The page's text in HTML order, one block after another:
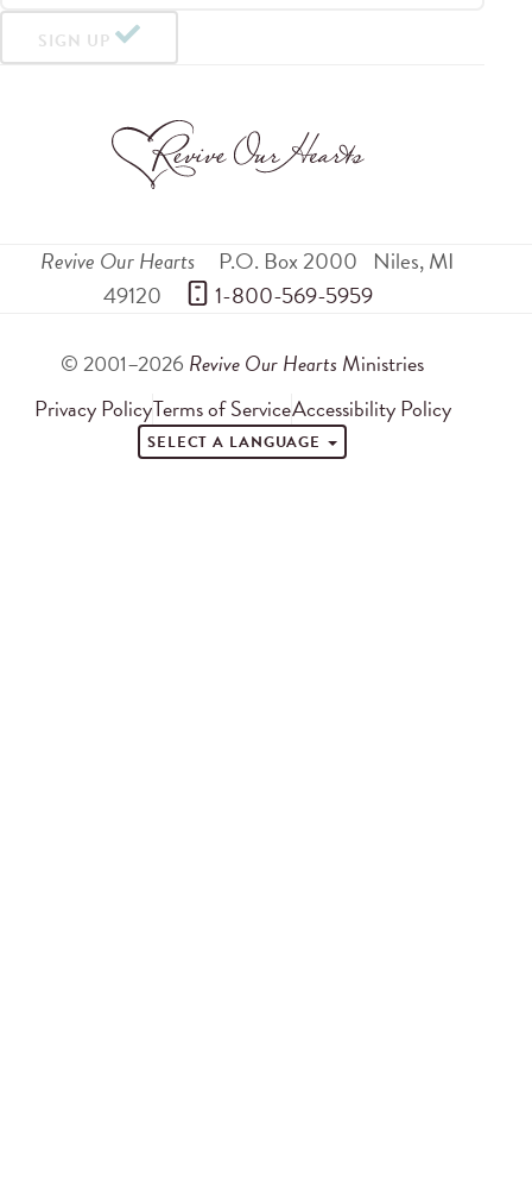
SIGN UP
Revive Our Hearts P.O. Box 2000 Niles,MI
49120
1-800-569-5959
© 2001–2026 Revive Our Hearts Ministries
Privacy PolicyTerms of ServiceAccessibility Policy
SELECT A LANGUAGE